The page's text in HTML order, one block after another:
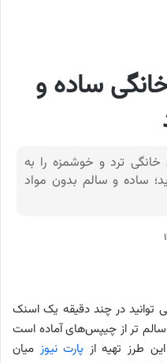
ساده و
ترد و خوشمزه را به
ساده و سالم بدون مواد
توانید در چند دقیقه یک اسنک
تر از چیپس‌های آماده است
طرز تهیه از پارت نیوز میان